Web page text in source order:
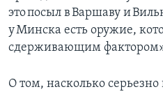
это посыл в Варшаву и
у Минска есть оружие,
сдерживающим
О том, насколько